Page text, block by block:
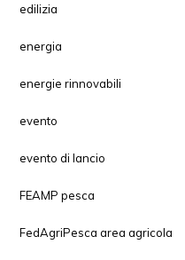
edilizia
energia
energie rinnovabili
evento
evento di lancio
FEAMP pesca
FedAgriPesca area agricola